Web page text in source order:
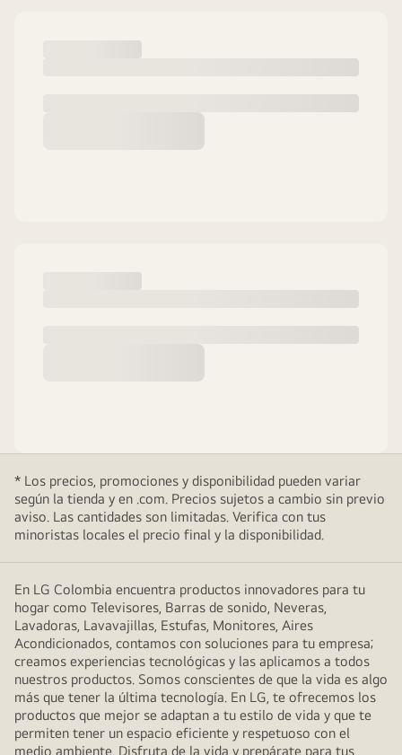
* Los precios, promociones y disponibilidad pueden variar
según la tienda y en .com. Precios sujetos a cambio sin previo
aviso. Las cantidades son limitadas. Verifica con tus
minoristas locales el precio final y la disponibilidad.
En LG Colombia encuentra productos innovadores para tu
hogar como Televisores, Barras de sonido, Neveras,
Lavadoras, Lavavajillas, Estufas, Monitores, Aires
Acondicionados, contamos con soluciones para tu empresa;
creamos experiencias tecnológicas y las aplicamos a todos
nuestros productos. Somos conscientes de que la vida es algo
más que tener la última tecnología. En LG, te ofrecemos los
productos que mejor se adaptan a tu estilo de vida y que te
permiten tener un espacio eficiente y respetuoso con el
medio ambiente. Disfruta de la vida y prepárate para tus